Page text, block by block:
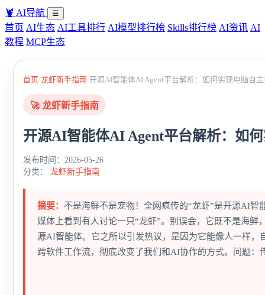
🦞 AI导航 ☰
首页 AI生态 AI工具排行 AI模型排行榜 Skills排行榜 AI资讯 AI
教程 MCP生态
首页/龙虾新手指南/开源AI智能体AI Agent平台解析：如何实现电脑自
🚀 龙虾新手指南
开源AI智能体AI Agent平台解析：如
发布时间：2026-05-26
分类： 龙虾新手指南
摘要： 不是海鲜不是宠物！全网疯传的“龙虾”是开源AI
媒体上看到有人讨论一只“龙虾”。别误会，它既不是海
源AI智能体。它之所以引发热议，是因为它能像人一样
跨软件工作流，彻底改变了我们和AI协作的方式。问题：